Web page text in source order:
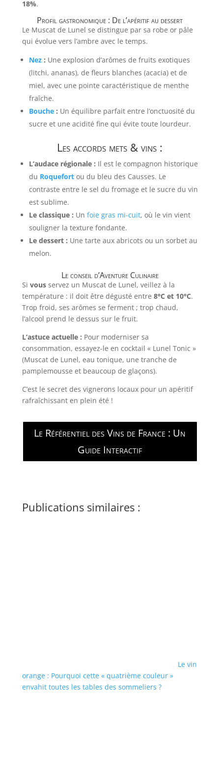
18%.
Profil gastronomique : De l’apéritif au dessert
Le Muscat de Lunel se distingue par sa robe or pâle
qui évolue vers l’ambre avec le temps.
Nez: Une explosion d’arômes de fruits exotiques
(litchi, ananas), de fleurs blanches (acacia) et de
miel, avec une pointe caractéristique de menthe
fraîche.
Bouche: Un équilibre parfait entre l’onctuosité du
sucre et une acidité fine qui évite toute lourdeur.
Les accords mets & vins :
L’audace régionale : Il est le compagnon historique
du Roquefortou du bleu des Causses. Le
contraste entre le sel du fromage et le sucre du vin
est sublime.
Le classique : Un foie gras mi-cuit, où le vin vient
souligner la texture fondante.
Le dessert : Une tarte aux abricots ou un sorbet au
melon.
Le conseil d’Aventure Culinaire
Si vousservez un Muscat de Lunel, veillez à la
température : il doit être dégusté entre 8°C et 10°C.
Trop froid, ses arômes se ferment ; trop chaud,
l’alcool prend le dessus sur le fruit.
L’astuce actuelle : Pour moderniser sa
consommation, essayez-le en cocktail « Lunel Tonic »
(Muscat de Lunel, eau tonique, une tranche de
pamplemousse et beaucoup de glaçons).
C’est le secret des vignerons locaux pour un apéritif
rafraîchissant en plein été !
Le Référentiel des Vins de France : Un
Guide Interactif
Publications similaires :
Le vin
orange : Pourquoi cette « quatrième couleur »
envahit toutes les tables des sommeliers ?